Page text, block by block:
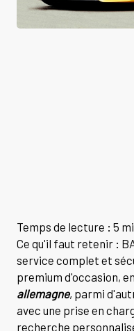
Temps de lecture : 5
Ce qu'il faut retenir :
service complet et
premium d'occasion,
allemagne, parmi
avec une prise en
recherche